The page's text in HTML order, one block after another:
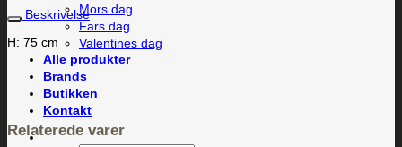
Mors dag
Fars dag
Valentines dag
Alle produkter
Brands
Butikken
Kontakt
Beskrivelse
H: 75 cm
Relaterede varer